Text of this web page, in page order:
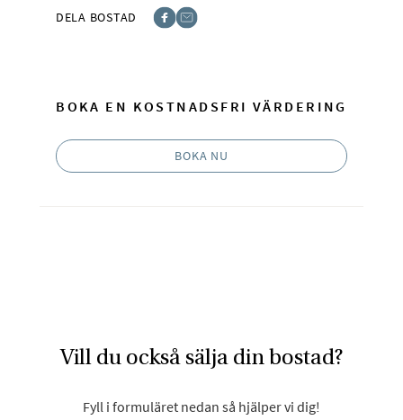
DELA BOSTAD
BOKA EN KOSTNADSFRI VÄRDERING
BOKA NU
Vill du också sälja din bostad?
Fyll i formuläret nedan så hjälper vi dig!